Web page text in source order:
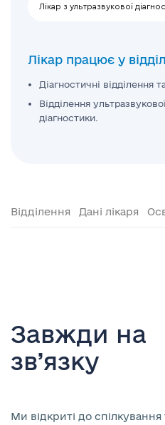
Лікар з ультразвукової
Лікар працює у
Діагностичні відділення
Відділення
діагностики.
Відділення Дані лікаря
Завжди на
зв’язку
Ми відкриті до